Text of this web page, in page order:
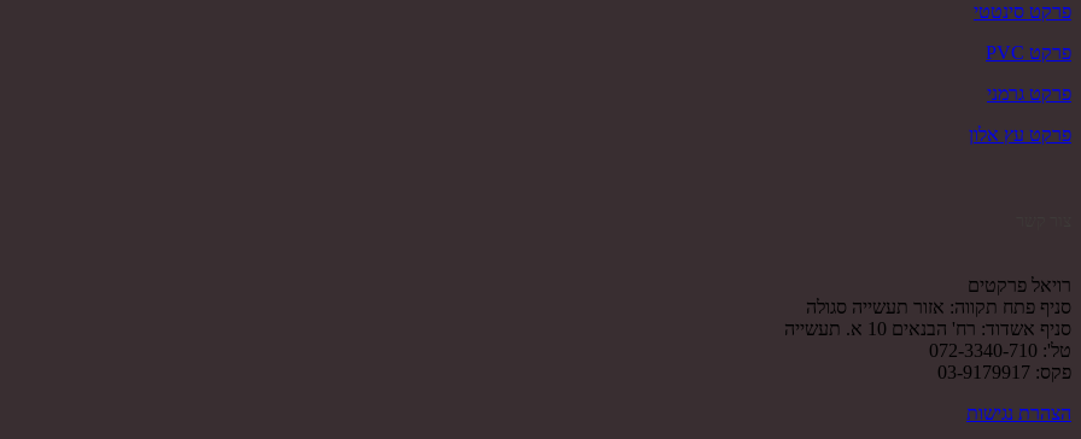
פרקט סינטטי
פרקט PVC
פרקט גרמני
פרקט עץ אלון
רויאל פרקטים
סניף פתח תקווה: אזור תעשייה סגולה
סניף אשדוד: רח' הבנאים 10 א. תעשייה
טל': 072-3340-710
פקס: 03-9179917
הצהרת נגישות